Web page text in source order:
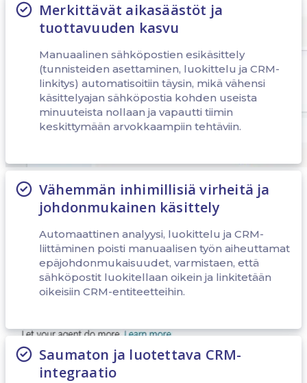
Alkuvaiheessa käytettiin “Tools”-välilehteä tärkeimpien työkalujen
lisäämiseksi ja määrittämiseksi, joita agentti käyttää kirjeiden
käsittelyprosessissa. “List rows from selected environment” -työkalu
määritettiin ensin, mikä mahdollisti käyttäjien hakea lähettäjän
yhteystietoja yhdessä niihin liitettyjen B2C-roolien kanssa.
Merkittävät aikasäästöt ja
tuottavuuden kasvu
Manuaalinen sähköpostien esikäsittely
(tunnisteiden asettaminen, luokittelu ja CRM-
linkitys) automatisoitiin täysin, mikä vähensi
käsittelyajan sähköpostia kohden useista
minuuteista nollaan ja vapautti tiimin
keskittymään arvokkaampiin tehtäviin.
Vähemmän inhimillisiä virheitä ja
johdonmukainen käsittely
Automaattinen analyysi, luokittelu ja CRM-
liittäminen poisti manuaalisen työn aiheuttamat
epäjohdonmukaisuudet, varmistaen, että
sähköpostit luokitellaan oikein ja linkitetään
oikeisiin CRM-entiteetteihin.
Saumaton ja luotettava CRM-
integraatio